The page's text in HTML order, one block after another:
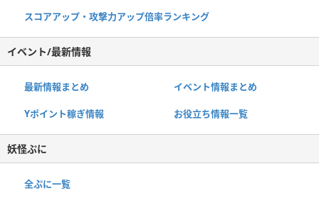
スコアアップ・攻撃力アップ倍率ランキング
イベント/最新情報
最新情報まとめ イベント情報まとめ
Yポイント稼ぎ情報 お役立ち情報一覧
妖怪ぷに
全ぷに一覧